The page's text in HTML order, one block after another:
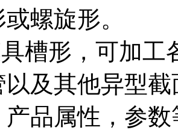
螺旋形。
槽形，可加
及其他异型
产品属性，参